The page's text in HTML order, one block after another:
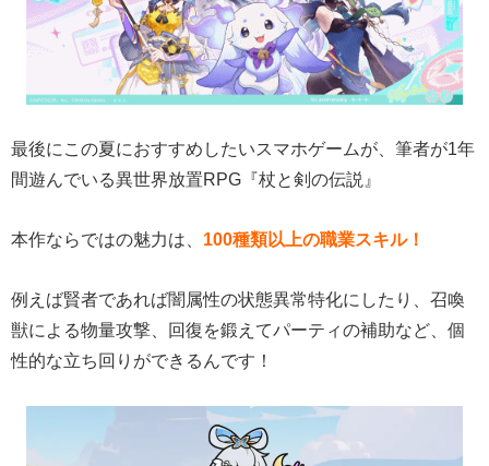
最後にこの夏におすすめしたいスマホゲームが、筆者が1年
間遊んでいる異世界放置RPG『杖と剣の伝説』
本作ならではの魅力は、 100種類以上の職業スキル！
例えば賢者であれば闇属性の状態異常特化にしたり、召喚
獣による物量攻撃、回復を鍛えてパーティの補助など、個
性的な立ち回りができるんです！